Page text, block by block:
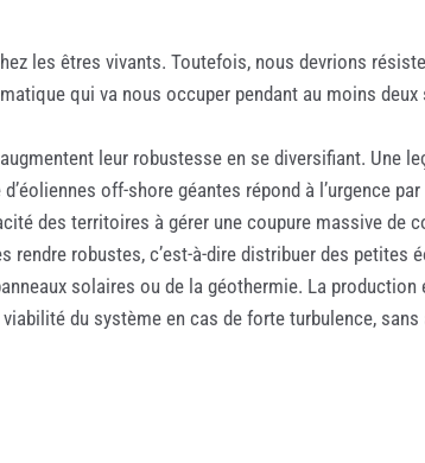
les êtres vivants. Toutefois, nous devrions
qui va nous occuper pendant au moins deux
leur robustesse en se diversifiant. Une
off-shore géantes répond à l’urgence par
des territoires à gérer une coupure massive de
robustes, c’est-à-dire distribuer des petites
solaires ou de la géothermie. La
du système en cas de forte turbulence, sans